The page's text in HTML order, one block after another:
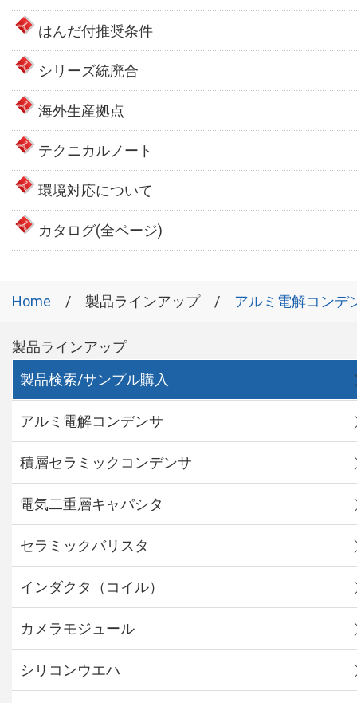
はんだ付推奨条件
シリーズ統廃合
海外生産拠点
テクニカルノート
環境対応について
カタログ(全ページ)
Home 製品ラインアップ アルミ電解コンデ
製品ラインアップ
製品検索/サンプル購入
アルミ電解コンデンサ
積層セラミックコンデンサ
電気二重層キャパシタ
セラミックバリスタ
インダクタ（コイル）
カメラモジュール
シリコンウエハ